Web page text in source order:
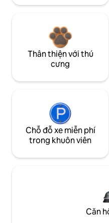
Thân thiện với thú
cưng
Chỗ đỗ xe miễn phí
trong khuôn viên
Căn